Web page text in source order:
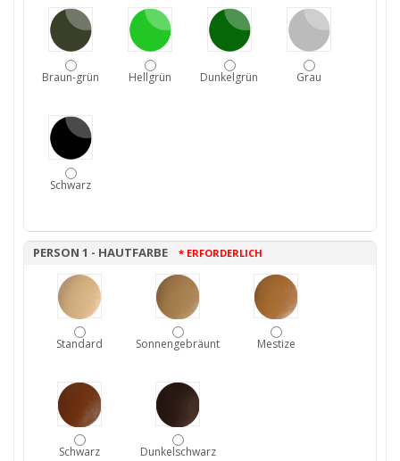
Braun-grün Hellgrün Dunkelgrün Grau
Schwarz
PERSON 1 - HAUTFARBE * ERFORDERLICH
Standard Sonnengebräunt Mestize
Schwarz Dunkelschwarz